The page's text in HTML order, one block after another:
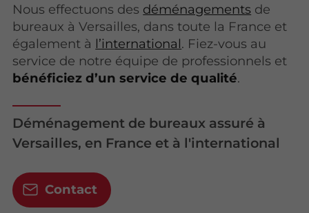
Nous effectuons des déménagements de
bureaux à Versailles, dans toute la France et
également à l’international. Fiez-vous au
service de notre équipe de professionnels et
bénéficiez d’un service de qualité.
Déménagement de bureaux assuré à
Versailles, en France et à l'international
Contact